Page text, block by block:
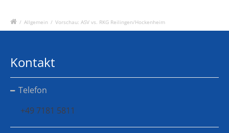
/ Allgemein / Vorschau: ASV vs. RKG Reilingen/Hockenheim
Kontakt
Telefon
+49 7181 5811